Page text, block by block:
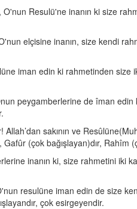
Resulü'ne inanın ki size
elçisine inanın, size kendi
iman edin ki rahmetinden
peygamberlerine de îman
sakının ve
(çok bağışlayan)dır, Rahîm
inanın ki, size rahmetini iki
resulüne iman edin de size
çok esirgeyendir.